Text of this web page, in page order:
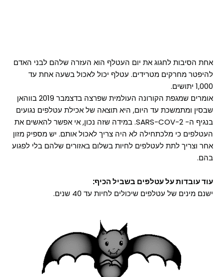
אחת הסיבות לחגוג את יום העטלף הוא העזרה שלהם לבני האדם
להיפטר מחרקים מטרידים. עטלף יכול לאכול בשעה אחת עד
1,000 יתושים.
אומרים שמגפת הקורונה העולמית שפרצה בדצמבר 2019 בווהאן
שבסין ומתמשכת עד היום, היא תוצאה של אכילת עטלפים נגועים
בנגיף ה- SARS-COV-2. במידה שזה נכון, אי אפשר להאשים את
העטלפים כי מלכתחילה לא היה צריך לאכול אותם. יש מספיק מזון
אחר וצריך לתת לעטלפים לחיות בשלום באזורים שלהם בלי לפגוע
בהם.
עוד עובדות על עטלפים בשביל הכיף:
ישנם מינים של עטלפים שיכולים לחיות עד 40 שנים.